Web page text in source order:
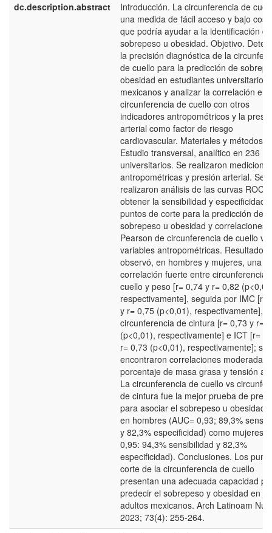
dc.description.abstract
Introducción. La circunferencia de
una medida de fácil acceso y bajo
que podría ayudar a la identificación
sobrepeso u obesidad. Objetivo.
la precisión diagnóstica de la
de cuello para la predicción de
obesidad en estudiantes universitarios
mexicanos y analizar la correlación
circunferencia de cuello con otros
indicadores antropométricos y la
arterial como factor de riesgo
cardiovascular. Materiales y métodos.
Estudio transversal, analítico en 236
universitarios. Se realizaron
antropométricas y presión arterial. Se
realizaron análisis de las curvas ROC
obtener la sensibilidad y especificidad
puntos de corte para la predicción de
sobrepeso u obesidad y correlaciones
Pearson de circunferencia de cuello vs
variables antropométricas.
observó, en hombres y mujeres, una
correlación fuerte entre circunferencia
cuello y peso [r= 0,74 y r= 0,82
respectivamente], seguida por IMC [r=
y r= 0,75 (p<0,01), respectivamente],
circunferencia de cintura [r= 0,73 y r=
(p<0,01), respectivamente] e ICT [r=
r= 0,73 (p<0,01), respectivamente]; se
encontraron correlaciones moderadas
porcentaje de masa grasa y tensión
La circunferencia de cuello vs
de cintura fue la mejor prueba de
para asociar el sobrepeso u obesidad
en hombres (AUC= 0,93; 89,3%
y 82,3% especificidad) como mujeres
0,95: 94,3% sensibilidad y 82,3%
especificidad). Conclusiones. Los
corte de la circunferencia de cuello
presentan una adecuada capacidad
predecir el sobrepeso y obesidad en
adultos mexicanos. Arch Latinoam Nutr
2023; 73(4): 255-264.